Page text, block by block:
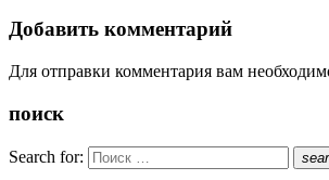
Добавить комментарий
Для отправки комментария вам
поиск
Search for: